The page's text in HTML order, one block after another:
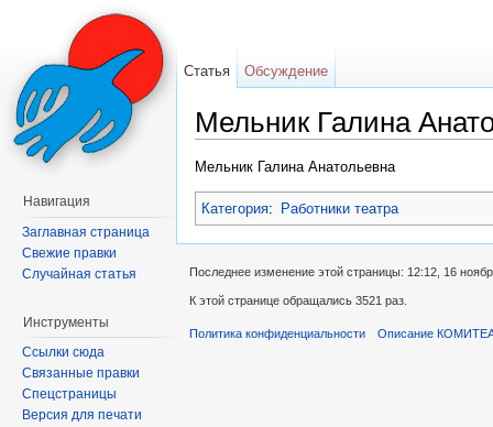
Мельник Галина
Мельник Галина Анатольевна
Категория: Работники театра
Статья Обсуждение
Навигация
Заглавная страница
Свежие правки
Случайная статья
Инструменты
Ссылки сюда
Связанные правки
Спецстраницы
Версия для печати
Последнее изменение этой страницы: 12:12, 16
К этой странице обращались 3521 раз.
Политика конфиденциальности Описание